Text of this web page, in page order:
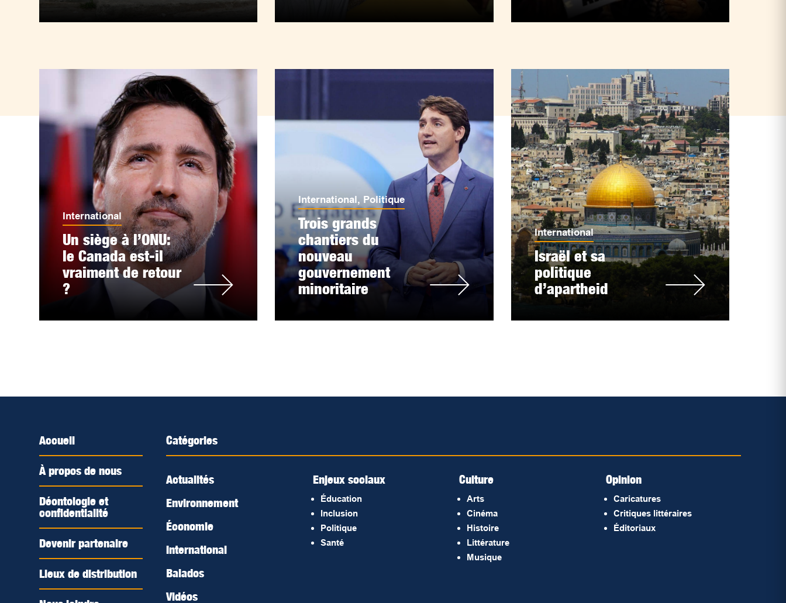
International
Un siège à l’ONU:
le Canada est-il
vraiment de retour
?
International, Politique
Trois grands
chantiers du
nouveau
gouvernement
minoritaire
International
Israël et sa
politique
d’apartheid
Accueil
À propos de nous
Déontologie et
confidentialité
Devenir partenaire
Lieux de distribution
Catégories
Actualités
Environnement
Économie
International
Balados
Vidéos
Enjeux sociaux
Éducation
Inclusion
Politique
Santé
Culture
Arts
Cinéma
Histoire
Littérature
Musique
Opinion
Caricatures
Critiques littéraires
Éditoriaux